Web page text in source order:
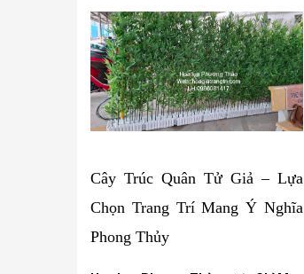
Cây Trúc Quân Tử Giả – Lựa
Chọn Trang Trí Mang Ý Nghĩa
Phong Thủy